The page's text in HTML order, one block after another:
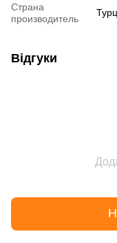
Страна
производитель
Відгуки